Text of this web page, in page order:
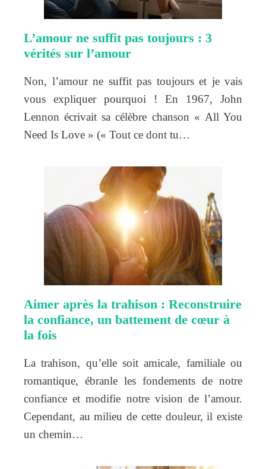
L’amour ne suffit pas toujours : 3
vérités sur l’amour
Non, l’amour ne suffit pas toujours et je vais
vous expliquer pourquoi ! En 1967, John
Lennon écrivait sa célèbre chanson « All You
Need Is Love » (« Tout ce dont tu…
Aimer après la trahison : Reconstruire
la confiance, un battement de cœur à
la fois
La trahison, qu’elle soit amicale, familiale ou
romantique, ébranle les fondements de notre
confiance et modifie notre vision de l’amour.
Cependant, au milieu de cette douleur, il existe
un chemin…